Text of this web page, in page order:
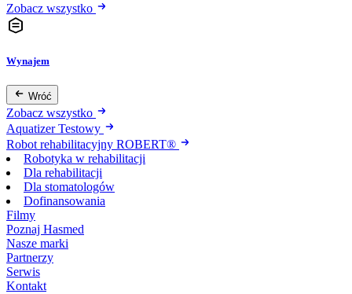
Zobacz wszystko
Wynajem
Wróć
Zobacz wszystko
Aquatizer Testowy
Robot rehabilitacyjny ROBERT®
Robotyka w rehabilitacji
Dla rehabilitacji
Dla stomatologów
Dofinansowania
Filmy
Poznaj Hasmed
Nasze marki
Partnerzy
Serwis
Kontakt